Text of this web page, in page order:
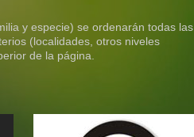
y especie) se ordenarán todas las
(localidades, otros niveles
de la página.